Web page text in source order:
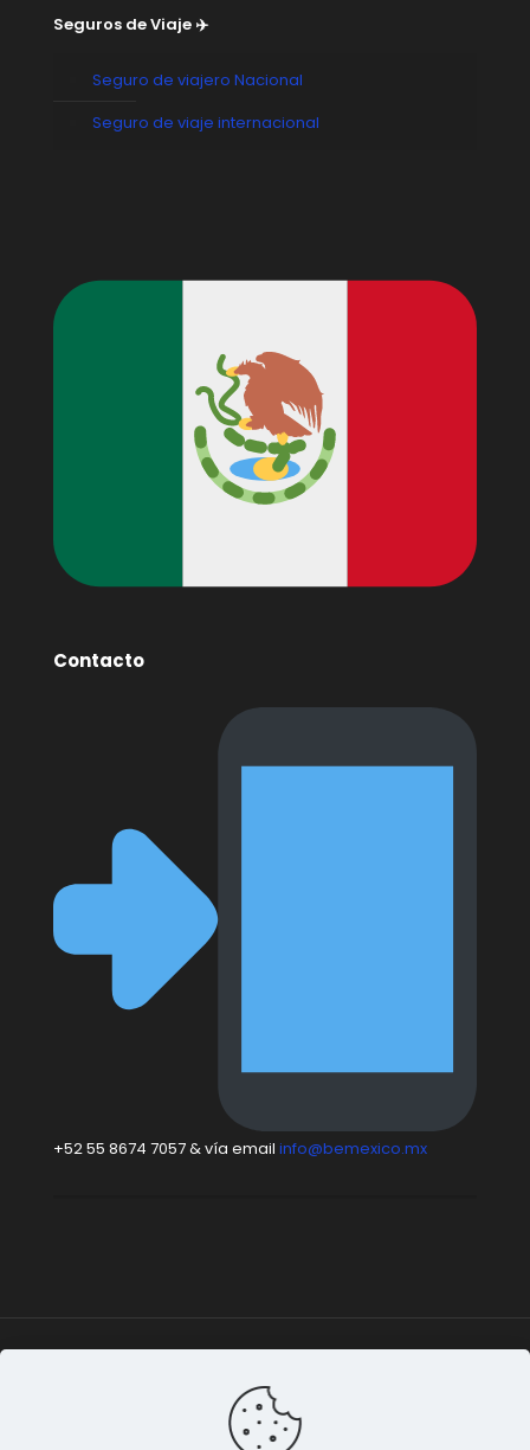
Seguros de Viaje ✈️
Seguro de viajero Nacional
Seguro de viaje internacional
Contacto
+52 55 8674 7057 & vía email info@bemexico.mx
© 2015-2024 Todos los derechos
Terminos & Condiciones